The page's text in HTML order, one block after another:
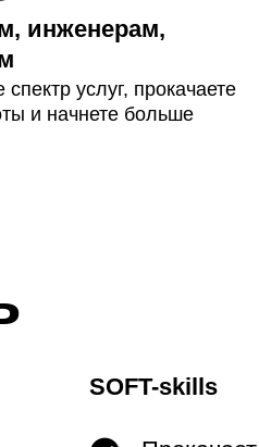
инженерам,
услуг, прокачаете
и начнете больше
SOFT-skills